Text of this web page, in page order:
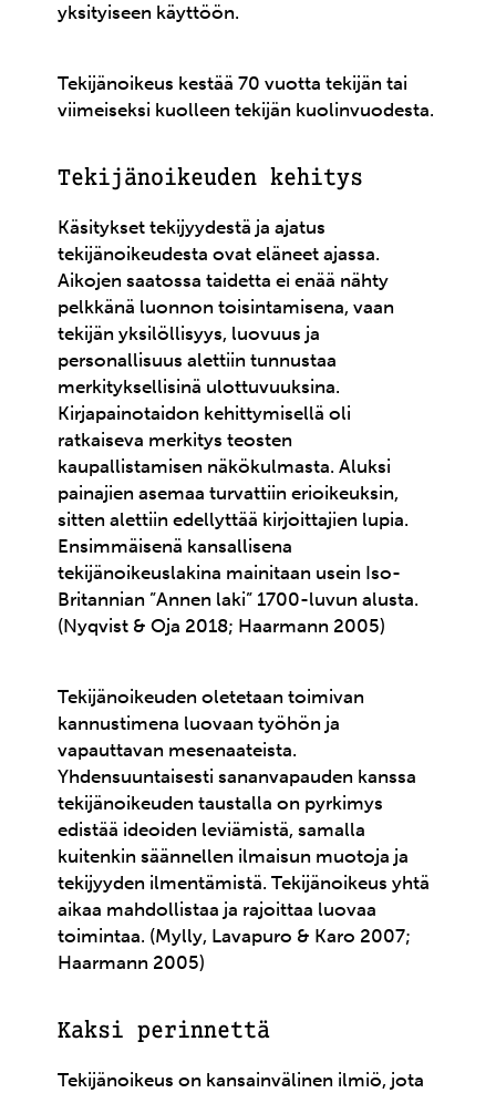
yksityiseen käyttöön.
Tekijänoikeus kestää 70 vuotta tekijän tai
viimeiseksi kuolleen tekijän kuolinvuodesta.
Tekijänoikeuden kehitys
Käsitykset tekijyydestä ja ajatus
tekijänoikeudesta ovat eläneet ajassa.
Aikojen saatossa taidetta ei enää nähty
pelkkänä luonnon toisintamisena, vaan
tekijän yksilöllisyys, luovuus ja
personallisuus alettiin tunnustaa
merkityksellisinä ulottuvuuksina.
Kirjapainotaidon kehittymisellä oli
ratkaiseva merkitys teosten
kaupallistamisen näkökulmasta. Aluksi
painajien asemaa turvattiin erioikeuksin,
sitten alettiin edellyttää kirjoittajien lupia.
Ensimmäisenä kansallisena
tekijänoikeuslakina mainitaan usein Iso-
Britannian ”Annen laki” 1700-luvun alusta.
(Nyqvist & Oja 2018; Haarmann 2005)
Tekijänoikeuden oletetaan toimivan
kannustimena luovaan työhön ja
vapauttavan mesenaateista.
Yhdensuuntaisesti sananvapauden kanssa
tekijänoikeuden taustalla on pyrkimys
edistää ideoiden leviämistä, samalla
kuitenkin säännellen ilmaisun muotoja ja
tekijyyden ilmentämistä. Tekijänoikeus yhtä
aikaa mahdollistaa ja rajoittaa luovaa
toimintaa. (Mylly, Lavapuro & Karo 2007;
Haarmann 2005)
Kaksi perinnettä
Tekijänoikeus on kansainvälinen ilmiö, jota